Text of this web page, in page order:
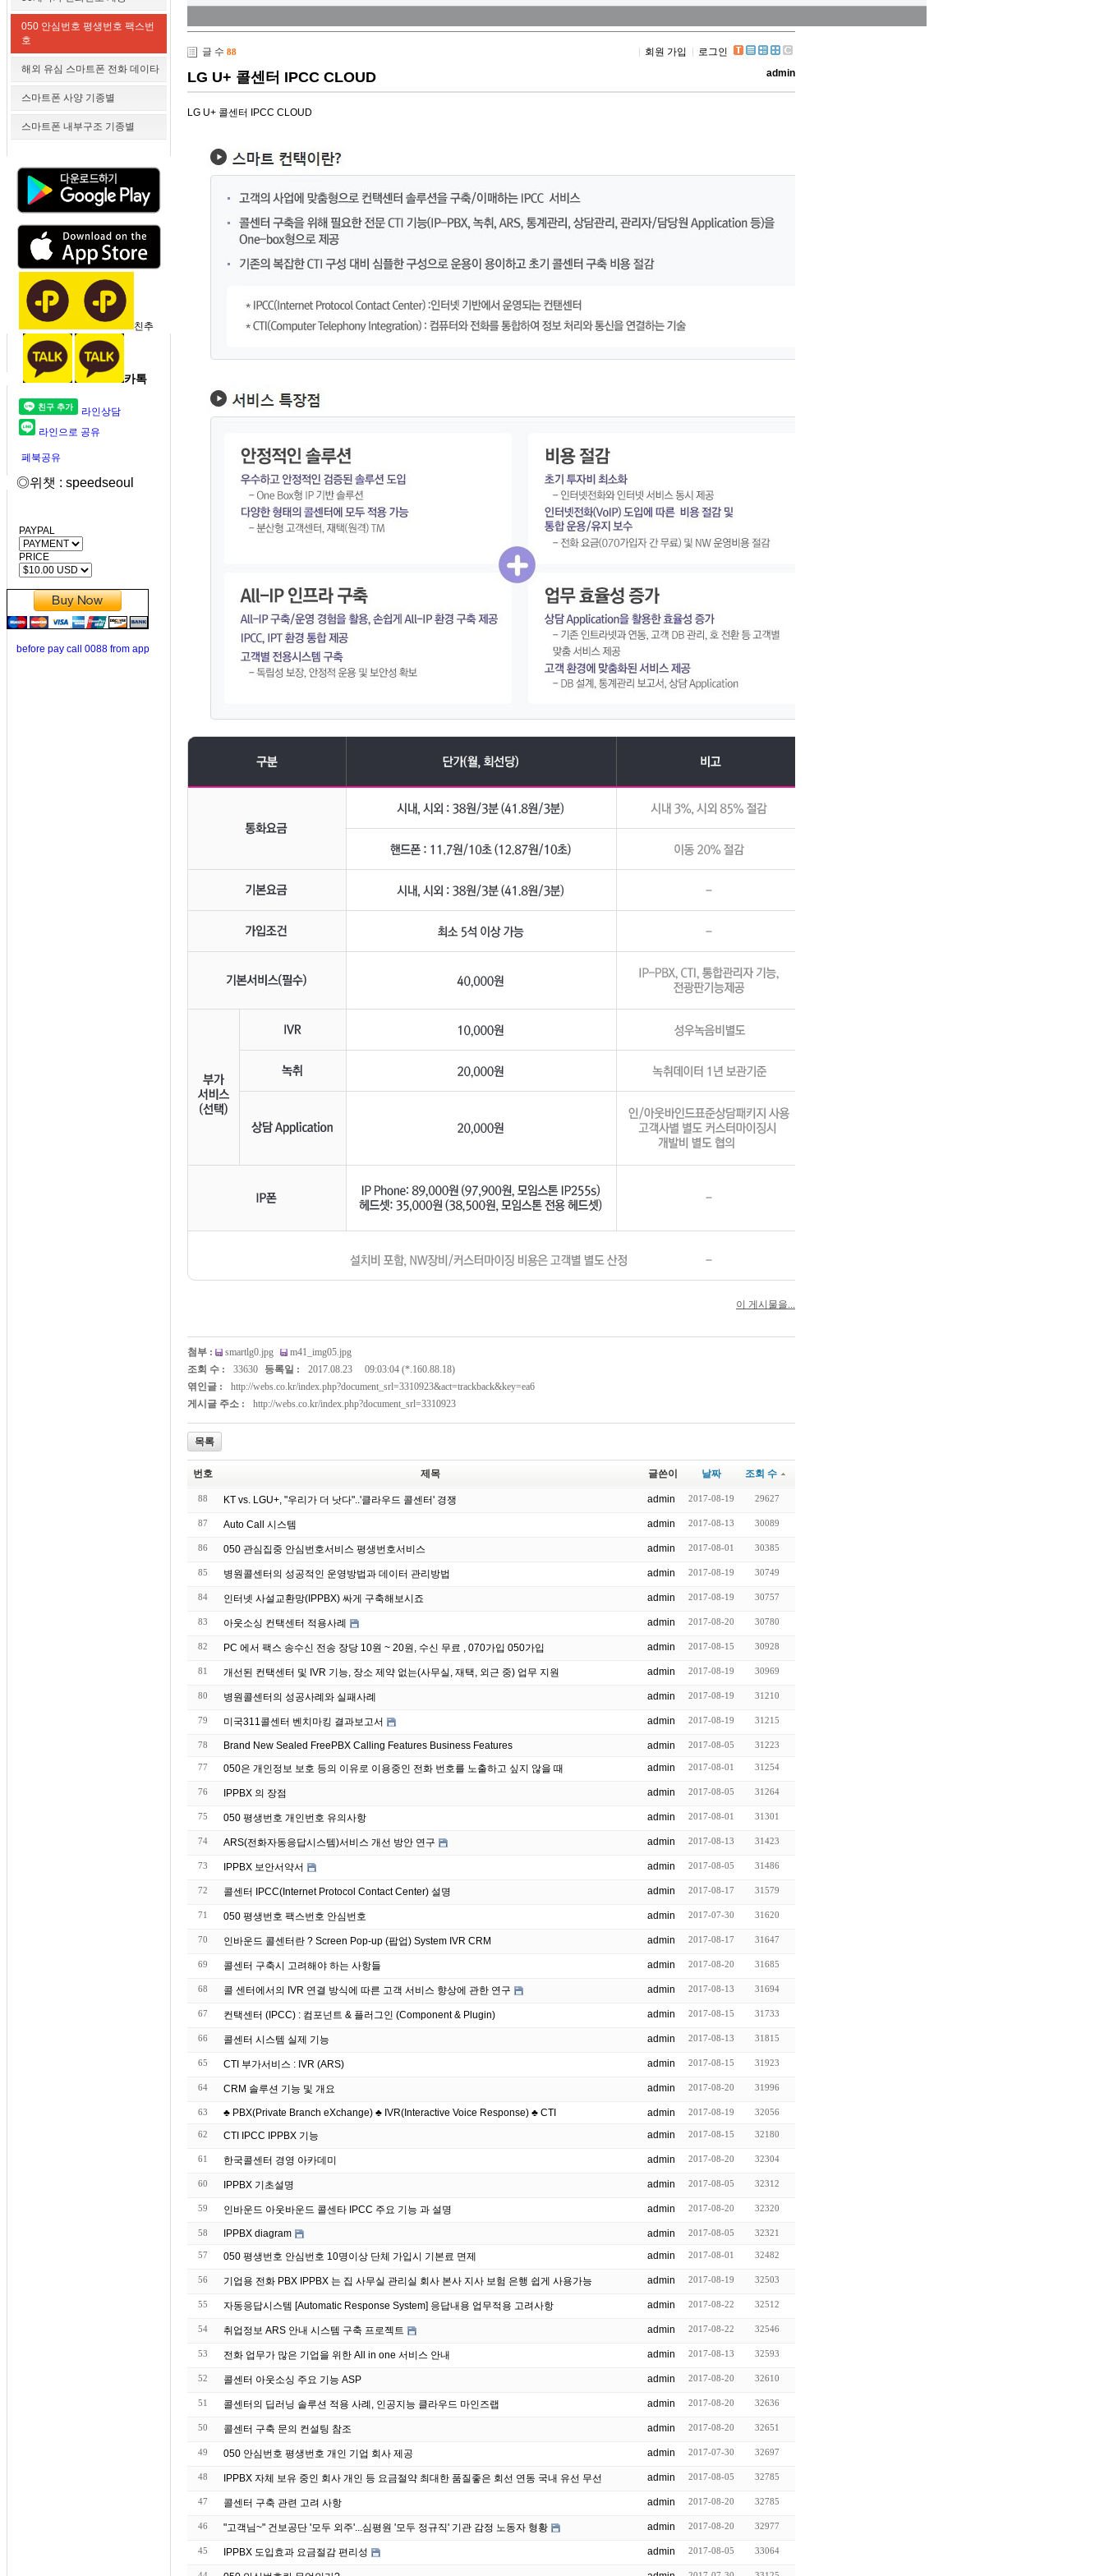
050 안심번호 평생번호 팩스번
호
해외 유심 스마트폰 전화 데이타
스마트폰 사양 기종별
스마트폰 내부구조 기종별
친추
카톡
라인상담
라인으로 공유
페북공유
◎위챗 : speedseoul
PAYPAL
PRICE
before pay call 0088 from app
글 수 88 회원 가입 로그인
LG U+ 콜센터 IPCC CLOUD admin
LG U+ 콜센터 IPCC CLOUD
이 게시물을...
첨부 : smartlg0.jpg
m41_img05.jpg
조회 수 :
33630 등록일 : 2017.08.23
09:03:04 (*.160.88.18)
엮인글 :
http://webs.co.kr/index.php?document_srl=3310923&act=trackback&key=ea6
게시글 주소 :
http://webs.co.kr/index.php?document_srl=3310923
목록
번호 제목 글쓴이 날짜 조회 수
88 KT vs. LGU+, "우리가 더 낫다"..'클라우드 콜센터' 경쟁 admin 2017-08-19 29627
87 Auto Call 시스템 admin 2017-08-13 30089
86 050 관심집중 안심번호서비스 평생번호서비스 admin 2017-08-01 30385
85 병원콜센터의 성공적인 운영방법과 데이터 관리방법 admin 2017-08-19 30749
84 인터넷 사설교환망(IPPBX) 싸게 구축해보시죠 admin 2017-08-19 30757
83 아웃소싱 컨택센터 적용사례 admin 2017-08-20 30780
82 PC 에서 팩스 송수신 전송 장당 10원 ~ 20원, 수신 무료 , 070가입 050가입 admin 2017-08-15 30928
81 개선된 컨택센터 및 IVR 기능, 장소 제약 없는(사무실, 재택, 외근 중) 업무 지원 admin 2017-08-19 30969
80 병원콜센터의 성공사례와 실패사례 admin 2017-08-19 31210
79 미국311콜센터 벤치마킹 결과보고서 admin 2017-08-19 31215
78 Brand New Sealed FreePBX Calling Features Business Features admin 2017-08-05 31223
77 050은 개인정보 보호 등의 이유로 이용중인 전화 번호를 노출하고 싶지 않을 때 admin 2017-08-01 31254
76 IPPBX 의 장점 admin 2017-08-05 31264
75 050 평생번호 개인번호 유의사항 admin 2017-08-01 31301
74 ARS(전화자동응답시스템)서비스 개선 방안 연구 admin 2017-08-13 31423
73 IPPBX 보안서약서 admin 2017-08-05 31486
72 콜센터 IPCC(Internet Protocol Contact Center) 설명 admin 2017-08-17 31579
71 050 평생번호 팩스번호 안심번호 admin 2017-07-30 31620
70 인바운드 콜센터란 ? Screen Pop-up (팝업) System IVR CRM admin 2017-08-17 31647
69 콜센터 구축시 고려해야 하는 사항들 admin 2017-08-20 31685
68 콜 센터에서의 IVR 연결 방식에 따른 고객 서비스 향상에 관한 연구 admin 2017-08-13 31694
67 컨택센터 (IPCC) : 컴포넌트 & 플러그인 (Component & Plugin) admin 2017-08-15 31733
66 콜센터 시스템 실제 기능 admin 2017-08-13 31815
65 CTI 부가서비스 : IVR (ARS) admin 2017-08-15 31923
64 CRM 솔루션 기능 및 개요 admin 2017-08-20 31996
63 ♣ PBX(Private Branch eXchange) ♣ IVR(Interactive Voice Response) ♣ CTI admin 2017-08-19 32056
62 CTI IPCC IPPBX 기능 admin 2017-08-15 32180
61 한국콜센터 경영 아카데미 admin 2017-08-20 32304
60 IPPBX 기초설명 admin 2017-08-05 32312
59 인바운드 아웃바운드 콜센타 IPCC 주요 기능 과 설명 admin 2017-08-20 32320
58 IPPBX diagram admin 2017-08-05 32321
57 050 평생번호 안심번호 10명이상 단체 가입시 기본료 면제 admin 2017-08-01 32482
56 기업용 전화 PBX IPPBX 는 집 사무실 관리실 회사 본사 지사 보험 은행 쉽게 사용가능 admin 2017-08-19 32503
55 자동응답시스템 [Automatic Response System] 응답내용 업무적용 고려사항 admin 2017-08-22 32512
54 취업정보 ARS 안내 시스템 구축 프로젝트 admin 2017-08-22 32546
53 전화 업무가 많은 기업을 위한 All in one 서비스 안내 admin 2017-08-13 32593
52 콜센터 아웃소싱 주요 기능 ASP admin 2017-08-20 32610
51 콜센터의 딥러닝 솔루션 적용 사례, 인공지능 클라우드 마인즈랩 admin 2017-08-20 32636
50 콜센터 구축 문의 컨설팅 참조 admin 2017-08-20 32651
49 050 안심번호 평생번호 개인 기업 회사 제공 admin 2017-07-30 32697
48 IPPBX 자체 보유 중인 회사 개인 등 요금절약 최대한 품질좋은 회선 연동 국내 유선 무선 admin 2017-08-05 32785
47 콜센터 구축 관련 고려 사항 admin 2017-08-20 32785
46 "고객님~" 건보공단 '모두 외주'...심평원 '모두 정규직' 기관 감정 노동자 형황 admin 2017-08-20 32977
45 IPPBX 도입효과 요금절감 편리성 admin 2017-08-05 33064